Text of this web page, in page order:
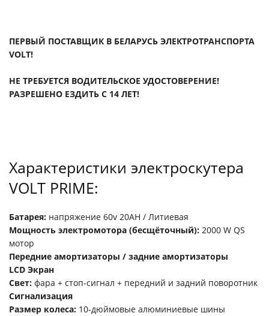
ПЕРВЫЙ ПОСТАВЩИК В БЕЛАРУСЬ ЭЛЕКТРОТРАНСПОРТА
VOLT!
НЕ ТРЕБУЕТСЯ ВОДИТЕЛЬСКОЕ УДОСТОВЕРЕНИЕ!
РАЗРЕШЕНО ЕЗДИТЬ С 14 ЛЕТ!
Характеристики электроскутера
VOLT PRIME:
Батарея: напряжение 60v 20AH / Литиевая
Мощность электромотора (бесщёточный): 2000 W QS
мотор
Передние амортизаторы / задние амортизаторы
LCD Экран
Свет: фара + стоп-сигнал + передний и задний поворотник
Сигнализация
Размер колеса: 10-дюймовые алюминиевые шины